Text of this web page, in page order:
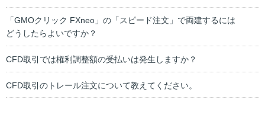
「GMOクリック FXneo」の「スピード注文」で両建するには
どうしたらよいですか？
CFD取引では権利調整額の受払いは発生しますか？
CFD取引のトレール注文について教えてください。